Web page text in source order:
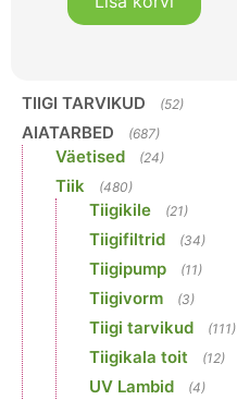
TIIGI TARVIKUD (52)
AIATARBED (687)
Väetised (24)
Tiik (480)
Tiigikile (21)
Tiigifiltrid (34)
Tiigipump (11)
Tiigivorm (3)
Tiigi tarvikud (111)
Tiigikala toit (12)
UV Lambid (4)